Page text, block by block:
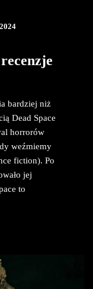
bardziej niż
Dead Space
horrorów
weźmiemy
fiction). Po
jej
to